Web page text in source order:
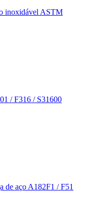
inoxidável ASTM
/ F316 / S31600
de aço A182F1 / F51